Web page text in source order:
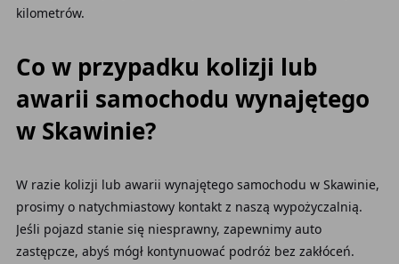
kilometrów.
Co w przypadku kolizji lub
awarii samochodu wynajętego
w Skawinie?
W razie kolizji lub awarii wynajętego samochodu w Skawinie,
prosimy o natychmiastowy kontakt z naszą wypożyczalnią.
Jeśli pojazd stanie się niesprawny, zapewnimy auto
zastępcze, abyś mógł kontynuować podróż bez zakłóceń.